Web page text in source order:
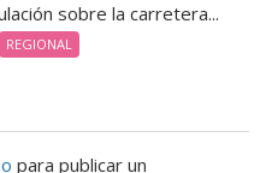
sobre la carretera...
REGIONAL
para publicar un